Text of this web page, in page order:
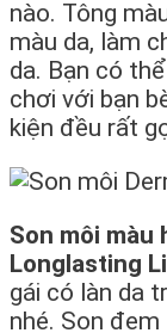
nào. Tông
màu da, làm
da. Bạn có
chơi với bạn
kiện đều rất
Son môi màu
Longlasting
gái có làn da
nhé. Son